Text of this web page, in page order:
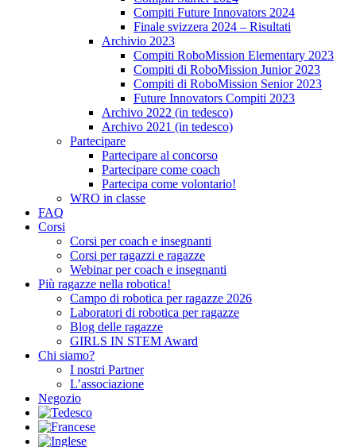
Compiti Future Innovators 2024
Finale svizzera 2024 – Risultati
Archivio 2023
Compiti RoboMission Elementary 2023
Compiti di RoboMission Junior 2023
Compiti di RoboMission Senior 2023
Future Innovators Compiti 2023
Archivo 2022 (in tedesco)
Archivo 2021 (in tedesco)
Partecipare
Partecipare al concorso
Partecipare come coach
Partecipa come volontario!
WRO in classe
FAQ
Corsi
Corsi per coach e insegnanti
Corsi per ragazzi e ragazze
Webinar per coach e insegnanti
Più ragazze nella robotica!
Campo di robotica per ragazze 2026
Laboratori di robotica per ragazze
Blog delle ragazze
GIRLS IN STEM Award
Chi siamo?
I nostri Partner
L’associazione
Negozio